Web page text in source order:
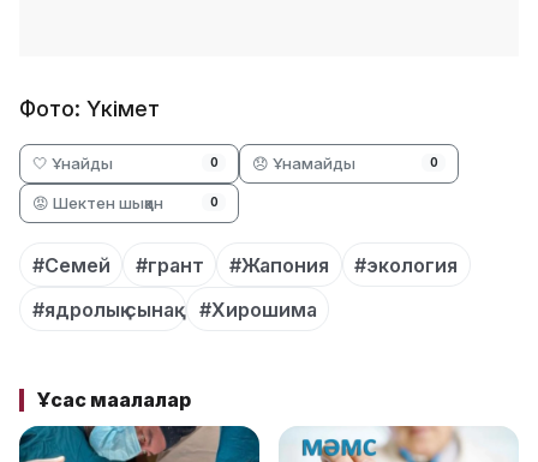
Фото: Үкімет
🤍 Ұнайды 0 😞 Ұнамайды 0
😡 Шектен шыққан 0
#Семей #грант #Жапония
#экология
#ядролық сынақ
#Хирошима
Ұқсас мақалалар